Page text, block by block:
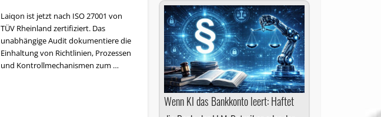
Laiqon ist jetzt nach ISO 27001 von
TÜV Rheinland zertifiziert. Das
unabhängige Audit dokumentiere die
Einhaltung von Richtlinien, Prozessen
und Kontroll­mechanismen zum …
Wenn KI das Bankkonto leert: Haftet